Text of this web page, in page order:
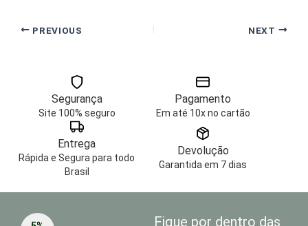
PREVIOUS NEXT
Segurança
Site 100% seguro
Pagamento
Em até 10x no cartão
Entrega
Rápida e Segura para todo
Brasil
Devolução
Garantida em 7 dias
Fique por dentro das